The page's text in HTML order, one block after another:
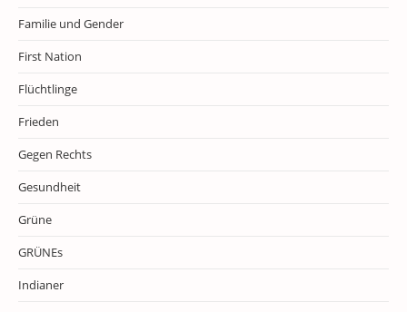
Familie und Gender
First Nation
Flüchtlinge
Frieden
Gegen Rechts
Gesundheit
Grüne
GRÜNEs
Indianer